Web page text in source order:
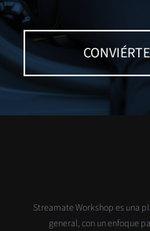
Streamate Workshop es una
general, con un enfoque